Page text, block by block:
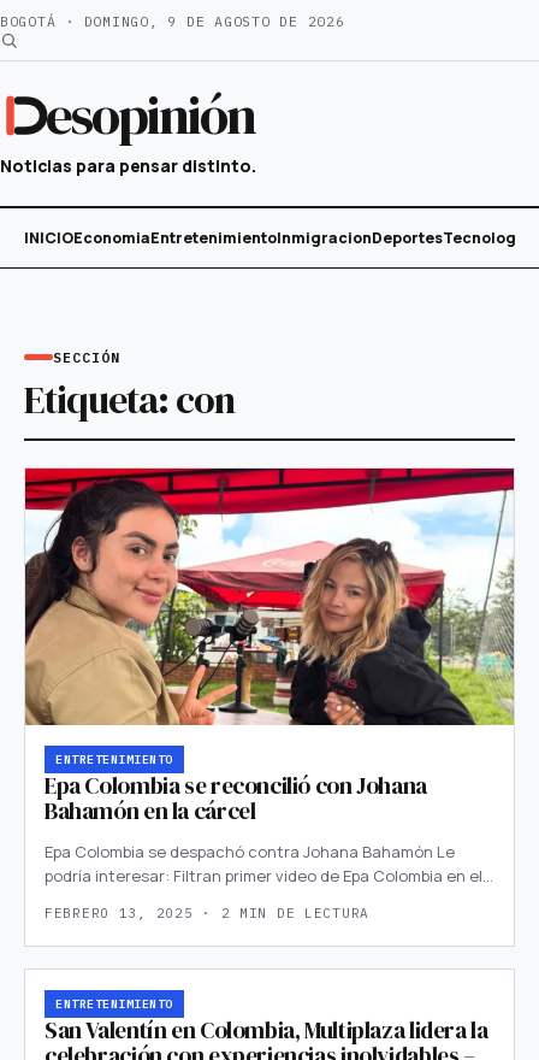
Saltar
al
BOGOTÁ · DOMINGO, 9 DE AGOSTO DE 2026
esopinión
Noticias para pensar distinto.
INICIOEconomiaEntretenimientoInmigracionDeportesTecnología
SECCIÓN
Etiqueta:con
ENTRETENIMIENTO
Epa Colombia se reconcilió con Johana
Bahamón en la cárcel
Epa Colombia se despachó contra Johana Bahamón Le
podría interesar: Filtran primer video de Epa Colombia en el…
FEBRERO 13, 2025 · 2 MIN DE LECTURA
ENTRETENIMIENTO
San Valentín en Colombia, Multiplaza lidera la